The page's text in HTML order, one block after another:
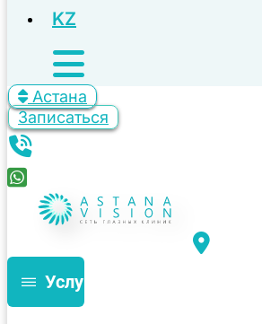
KZ
Астана
Записаться
Услуги